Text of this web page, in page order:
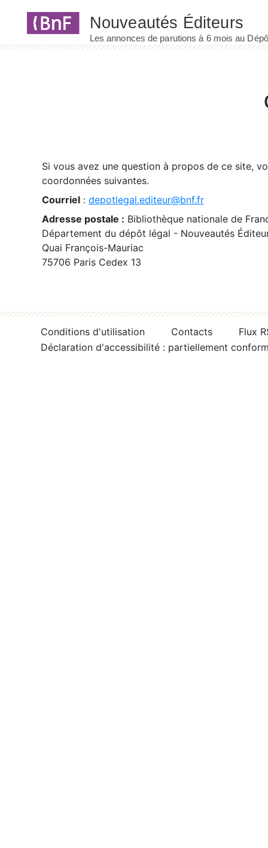
Si vous avez une question à propos de ce site,
coordonnées suivantes.
Courriel : depotlegal.editeur@bnf.fr
Adresse postale : Bibliothèque nationale de
Département du dépôt légal - Nouveautés
Quai François-Mauriac
75706 Paris Cedex 13
Conditions d'utilisation Contacts
Flux
Déclaration d'accessibilité : partiellement